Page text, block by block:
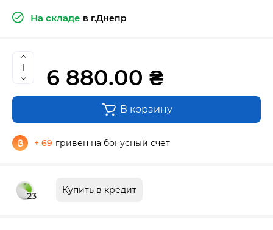
На складе в г.Днепр
6 880.00 ₴
В корзину
+ 69 гривен на бонусный счет
23
Купить в кредит